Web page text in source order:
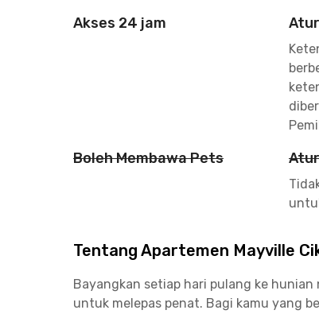
Akses 24 jam
Boleh Membawa Pets
Tentang Apartemen Mayville
Bayangkan setiap hari pulang ke
untuk melepas penat. Bagi kamu yang